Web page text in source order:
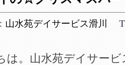
： 山水苑デイサービス滑川
は。山水苑デイサー